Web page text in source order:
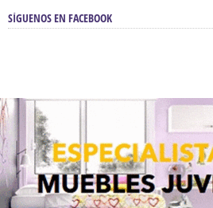
SÍGUENOS EN FACEBOOK